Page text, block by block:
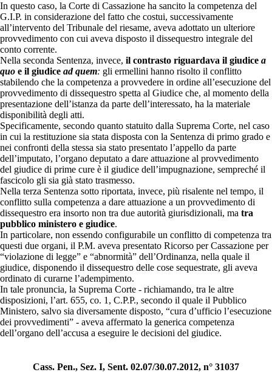
In questo caso, la Corte di Cassazione ha sancito la competenza del
G.I.P. in considerazione del fatto che costui, successivamente
all’intervento del Tribunale del riesame, aveva adottato un ulteriore
provvedimento con cui aveva disposto il dissequestro integrale del
conto corrente.
Nella seconda Sentenza, invece, il contrasto riguardava il giudice a
quo e il giudice ad quem: gli ermellini hanno risolto il conflitto
stabilendo che la competenza a provvedere in ordine all’esecuzione del
provvedimento di dissequestro spetta al Giudice che, al momento della
presentazione dell’istanza da parte dell’interessato, ha la materiale
disponibilità degli atti.
Specificamente, secondo quanto statuito dalla Suprema Corte, nel caso
in cui la restituzione sia stata disposta con la Sentenza di primo grado e
nei confronti della stessa sia stato presentato l’appello da parte
dell’imputato, l’organo deputato a dare attuazione al provvedimento
del giudice di prime cure è il giudice dell’impugnazione, sempreché il
fascicolo gli sia già stato trasmesso.
Nella terza Sentenza sotto riportata, invece, più risalente nel tempo, il
conflitto sulla competenza a dare attuazione a un provvedimento di
dissequestro era insorto non tra due autorità giurisdizionali, ma tra
pubblico ministero e giudice.
In particolare, non essendo configurabile un conflitto di competenza tra
questi due organi, il P.M. aveva presentato Ricorso per Cassazione per
“violazione di legge” e “abnormità” dell’Ordinanza, nella quale il
giudice, disponendo il dissequestro delle cose sequestrate, gli aveva
ordinato di curarne l’adempimento.
In tale pronuncia, la Suprema Corte - richiamando, tra le altre
disposizioni, l’art. 655, co. 1, C.P.P., secondo il quale il Pubblico
Ministero, salvo sia diversamente disposto, “cura d’ufficio l’esecuzione
dei provvedimenti” - aveva affermato la generica competenza
dell’organo dell’accusa a eseguire le decisioni del giudice.
Cass. Pen., Sez. I, Sent. 02.07/30.07.2012, n° 31037